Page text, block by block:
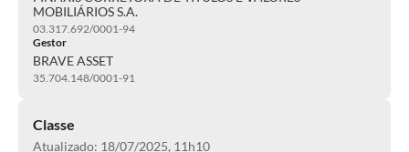
MOBILIÁRIOS S.A.
03.317.692/0001-94
Gestor
BRAVE ASSET
35.704.148/0001-91
Classe
Atualizado: 18/07/2025, 11h10